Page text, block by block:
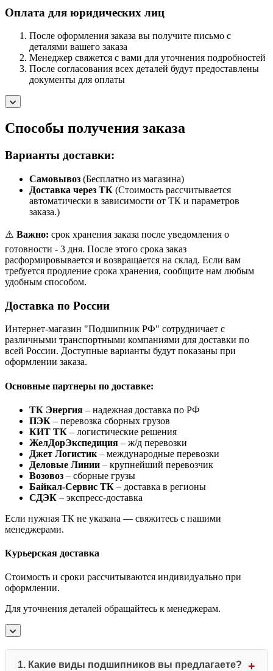
Оплата для юридических лиц
После оформления заказа вы получите письмо с
деталями вашего заказа
Менеджер свяжется с вами для уточнения подробностей
После согласования всех деталей будут предоставлены
документы для оплаты
Способы получения заказа
Варианты доставки:
Самовывоз (Бесплатно из магазина)
Доставка через ТК (Стоимость рассчитывается
автоматически в зависимости от ТК и параметров
заказа.)
⚠️ Важно: срок хранения заказа после уведомления о
готовности - 3 дня. После этого срока заказ
расформировывается и возвращается на склад. Если вам
требуется продление срока хранения, сообщите нам любым
удобным способом.
Доставка по России
Интернет-магазин "Подшипник РФ" сотрудничает с
различными транспортными компаниями для доставки по
всей России. Доступные варианты будут показаны при
оформлении заказа.
Основные партнеры по доставке:
ТК Энергия – надежная доставка по РФ
ПЭК – перевозка сборных грузов
КИТ ТК – логистические решения
ЖелДорЭкспедиция – ж/д перевозки
Джет Логистик – международные перевозки
Деловые Линии – крупнейший перевозчик
Возовоз – сборные грузы
Байкал-Сервис ТК – доставка в регионы
СДЭК – экспресс-доставка
Если нужная ТК не указана — свяжитесь с нашими
менеджерами.
Курьерская доставка
Стоимость и сроки рассчитываются индивидуально при
оформлении.
Для уточнения деталей обращайтесь к менеджерам.
1. Какие виды подшипников вы предлагаете?